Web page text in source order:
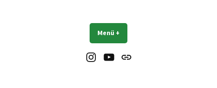
Utazási tanácsadás FruMyLens
Menü +
Instagramhttps://www.youtube.com/
Tiktok